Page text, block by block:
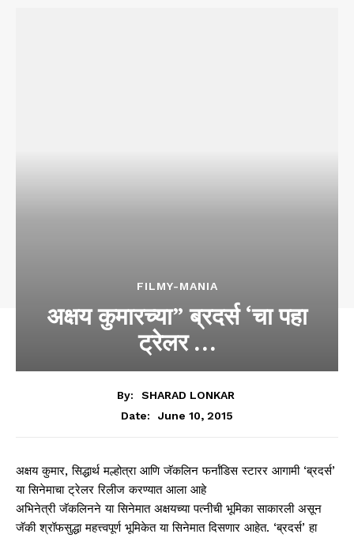
FILMY-MANIA
अक्षय कुमारच्या” ब्रदर्स ‘चा पहा
ट्रेलर …
By:
SHARAD LONKAR
Date:
June 10, 2015
अक्षय कुमार, सिद्धार्थ मल्होत्रा आणि जॅकलिन फर्नांडिस स्टारर आगामी ‘ब्रदर्स’
या सिनेमाचा ट्रेलर रिलीज करण्यात आला आहे
अभिनेत्री जॅकलिनने या सिनेमात अक्षयच्या पत्नीची भूमिका साकारली असून
जॅकी श्रॉफसुद्धा महत्त्वपूर्ण भूमिकेत या सिनेमात दिसणार आहेत. ‘ब्रदर्स’ हा